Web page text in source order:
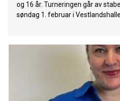
og 16 år. Turneringen går av
søndag 1. februar i